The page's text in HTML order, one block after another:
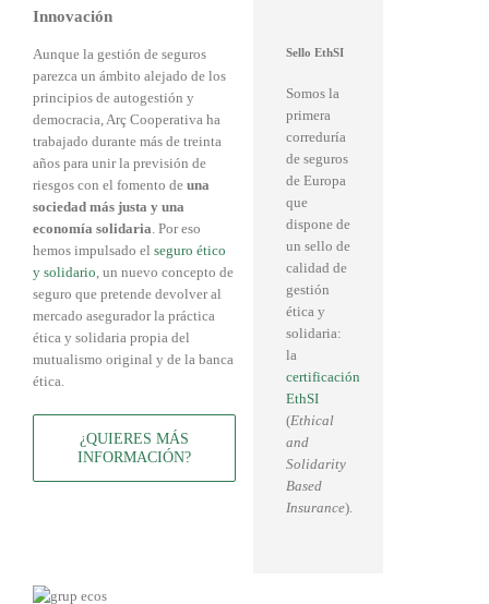
Innovación
Aunque la gestión de seguros
parezca un ámbito alejado de los
principios de autogestión y
democracia, Arç Cooperativa ha
trabajado durante más de treinta
años para unir la previsión de
riesgos con el fomento de una
sociedad más justa y una
economía solidaria. Por eso
hemos impulsado el seguro ético
y solidario, un nuevo concepto de
seguro que pretende devolver al
mercado asegurador la práctica
ética y solidaria propia del
mutualismo original y de la banca
ética.
¿QUIERES MÁS
INFORMACIÓN?
Sello EthSI
Somos la
primera
correduría
de seguros
de Europa
que
dispone de
un sello de
calidad de
gestión
ética y
solidaria:
la
certificación
EthSI
(Ethical
and
Solidarity
Based
Insurance).